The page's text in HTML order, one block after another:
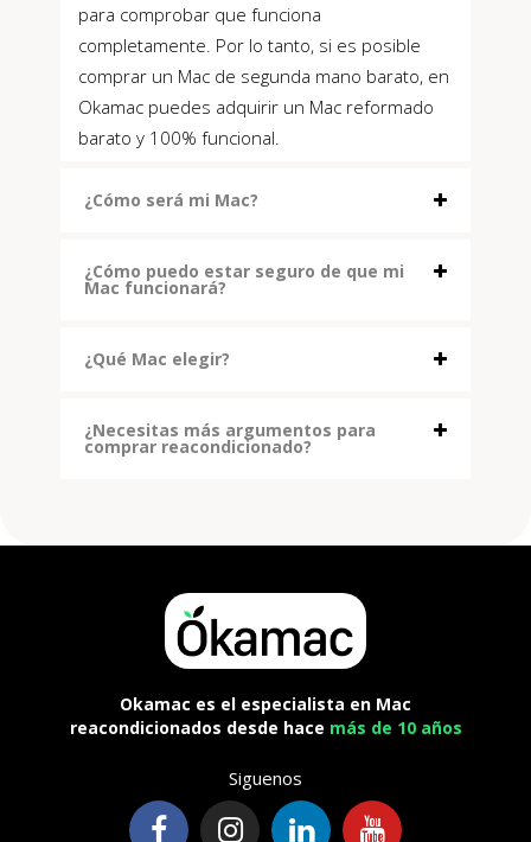
para comprobar que funciona
completamente. Por lo tanto, si es posible
comprar un Mac de segunda mano barato, en
Okamac puedes adquirir un Mac reformado
barato y 100% funcional.
¿Cómo será mi Mac?
¿Cómo puedo estar seguro de que mi
Mac funcionará?
¿Qué Mac elegir?
¿Necesitas más argumentos para
comprar reacondicionado?
Okamac es el especialista en Mac
reacondicionados desde hace más de 10 años
Siguenos